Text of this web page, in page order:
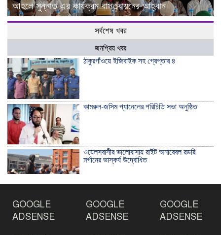
আহলে সুন্নাত এর কার্যক্রম বাস্তবায়নের আহ্বান
সর্বশেষ খবর
জনপ্রিয় খবর
ঠাকুরগাঁওয়ে ইজিবাইক সহ গ্রেপ্তার ৪
কামরুল-জসিম প্যানেলের পরিচিতি সভা অনুষ্ঠিত
ওয়েলসবাসীর ভালোবাসায় রাইট অনারেবল রডরি
মর্গানের ভাস্কর্য উদ্বোধিত
GOOGLE
ADSENSE
GOOGLE
ADSENSE
GOOGLE
ADSENSE